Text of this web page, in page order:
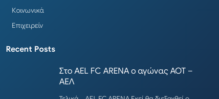
Κοινωνικά
Επιχειρείν
Recent Posts
Στο AEL FC ARENA ο αγώνας ΑΟΤ –
ΑΕΛ